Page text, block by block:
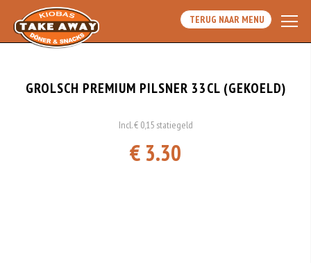
TERUG NAAR MENU
GROLSCH PREMIUM PILSNER 33CL (GEKOELD)
Incl. € 0,15 statiegeld
€ 3.30